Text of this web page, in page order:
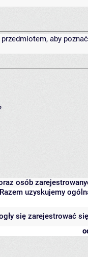
aby
osób
uzyskujemy
się zarejestrować